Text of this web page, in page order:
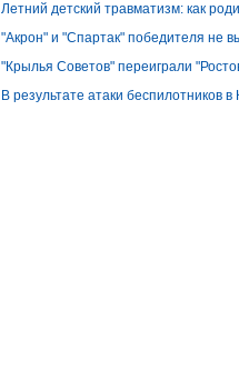
Летний детский травматизм: как
"Акрон" и "Спартак" победителя не
"Крылья Советов" переиграли
В результате атаки беспилотников